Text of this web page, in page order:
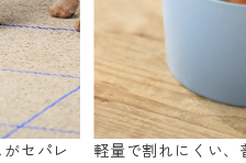
セパレ
軽量で割れにくい、